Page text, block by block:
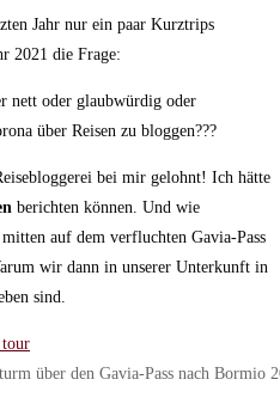
Jahr nur ein paar Kurztrips
2021 die Frage:
nett oder glaubwürdig oder
über Reisen zu bloggen???
bei mir gelohnt! Ich hätte
berichten können. Und wie
auf dem verfluchten Gavia-Pass
wir dann in unserer Unterkunft in
sind.
über den Gavia-Pass nach Bormio